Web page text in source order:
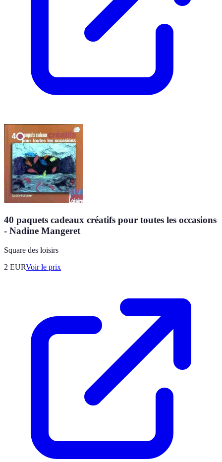
40 paquets cadeaux créatifs pour toutes les occasions
- Nadine Mangeret
Square des loisirs
2 EURVoir le prix